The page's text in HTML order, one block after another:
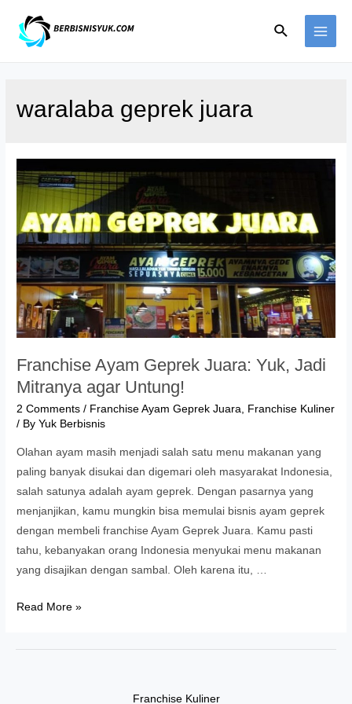
content
Search
waralaba geprek juara
Franchise Ayam Geprek Juara: Yuk, Jadi
Mitranya agar Untung!
2 Comments / Franchise Ayam Geprek Juara, Franchise Kuliner
/ ByYuk Berbisnis
Olahan ayam masih menjadi salah satu menu makanan yang
paling banyak disukai dan digemari oleh masyarakat Indonesia,
salah satunya adalah ayam geprek. Dengan pasarnya yang
menjanjikan, kamu mungkin bisa memulai bisnis ayam geprek
dengan membeli franchise Ayam Geprek Juara. Kamu pasti
tahu, kebanyakan orang Indonesia menyukai menu makanan
yang disajikan dengan sambal. Oleh karena itu, …
Franchise
Read More »
Franchise Kuliner